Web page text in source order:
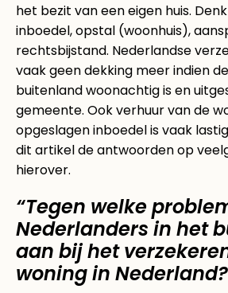
het bezit van een eigen huis.
inboedel, opstal (woonhuis),
rechtsbijstand. Nederlandse
vaak geen dekking meer indien
buitenland woonachtig is en
gemeente. Ook verhuur van de
opgeslagen inboedel is vaak
dit artikel de antwoorden op
hierover.
“Tegen welke
Nederlanders in het
aan bij het
woning in